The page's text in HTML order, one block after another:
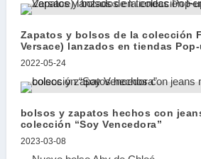
Zapatos y bolsos de la colección
Versace) lanzados en tiendas
2022-05-24
bolsos y zapatos hechos con
colección “Soy Vencedora”
2023-03-08